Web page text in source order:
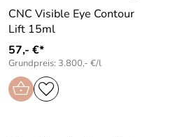
CNC Visible Eye Contour
Lift 15ml
57,- €*
Grundpreis: 3.800,- €/l